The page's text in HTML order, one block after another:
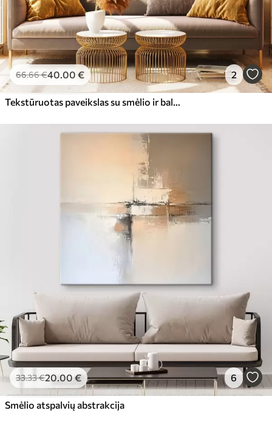
66.66€40.00 € 2
Tekstūruotas paveikslas su smėlio ir baltos spalvos formomis
33.33€20.00 € 6
Smėlio atspalvių abstrakcija